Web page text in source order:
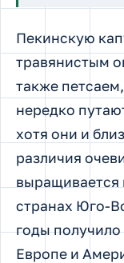
Пекинскую
травянистым
также
нередко
хотя они и
различия
выращивается
странах Юго-
годы
Европе и